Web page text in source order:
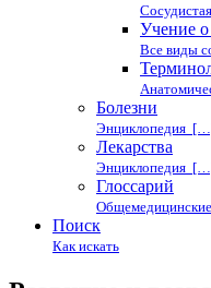
Учение о
Все виды
Болезни
Энциклопедия
Лекарства
Энциклопедия
Глоссарий
Поиск
Как искать